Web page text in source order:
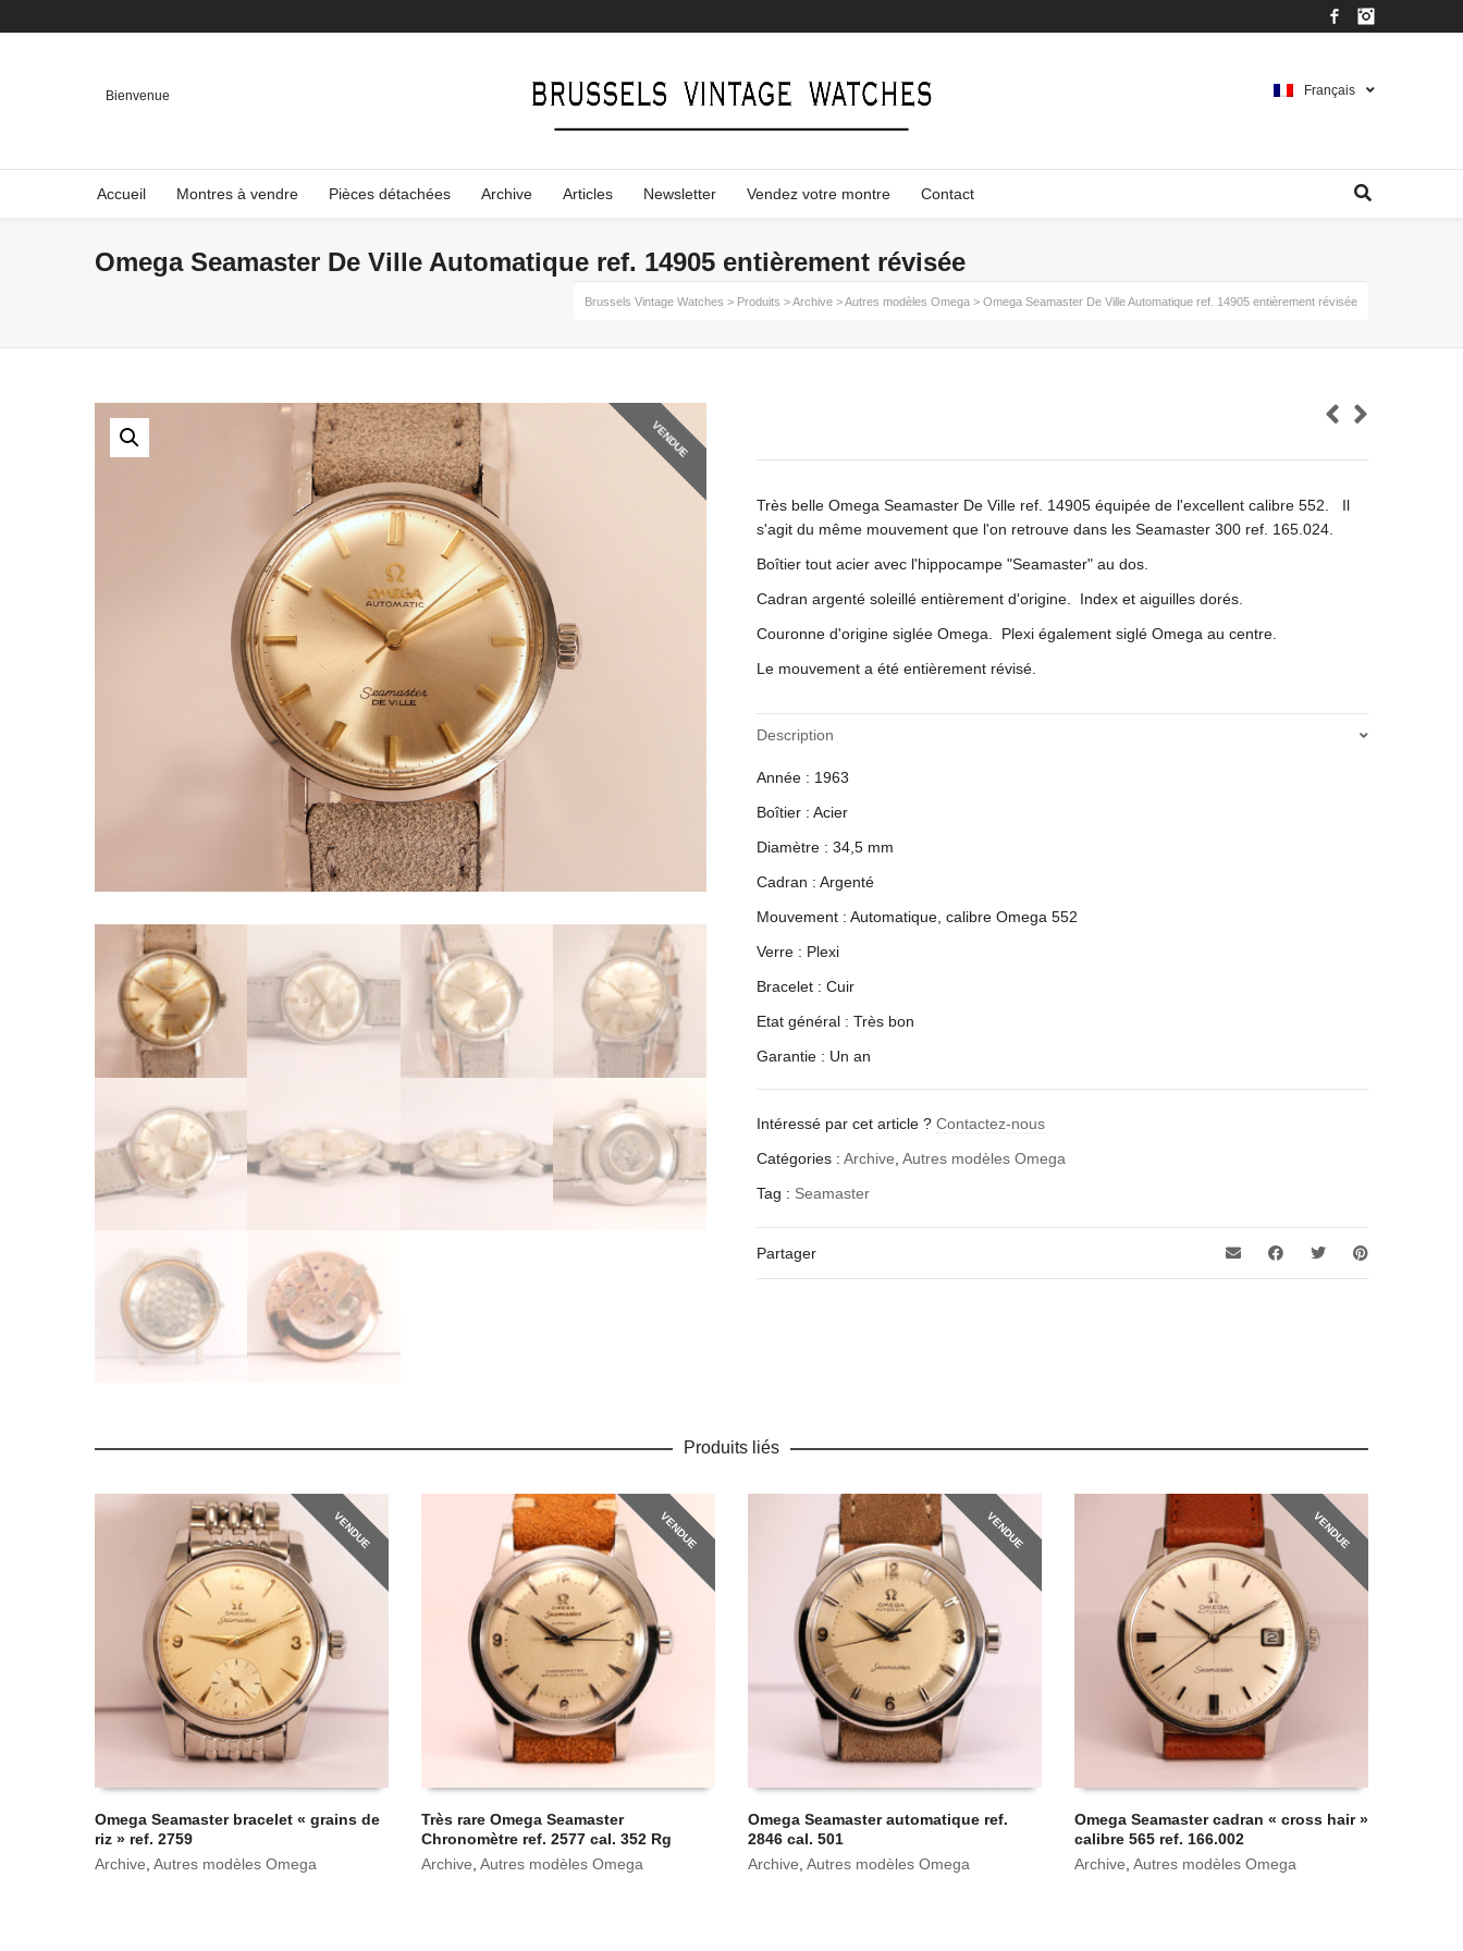
Facebook
Bienvenue Français
Accueil Montres à vendre Pièces détachées Archive Articles Newsletter Vendez votre montre Contact
Omega Seamaster De Ville Automatique ref. 14905 entièrement révisée
Brussels Vintage Watches > Produits >Archive >Autres modèles Omega > Omega Seamaster De Ville Automatique ref. 14905 entièrement révisée
VENDUE
Très belle Omega Seamaster De Ville ref. 14905 équipée de l'excellent calibre 552. Il
s'agit du même mouvement que l'on retrouve dans les Seamaster 300 ref. 165.024.
Boîtier tout acier avec l'hippocampe "Seamaster" au dos.
Cadran argenté soleillé entièrement d'origine. Index et aiguilles dorés.
Couronne d'origine siglée Omega. Plexi également siglé Omega au centre.
Le mouvement a été entièrement révisé.
Description
Année : 1963
Boîtier : Acier
Diamètre : 34,5 mm
Cadran : Argenté
Mouvement : Automatique, calibre Omega 552
Verre : Plexi
Bracelet : Cuir
Etat général : Très bon
Garantie : Un an
Intéressé par cet article ?Contactez-nous
Catégories :Archive ,Autres modèles Omega
Tag : Seamaster
Partager
Produits liés
VENDUE
Omega Seamaster bracelet « grains de
riz » ref. 2759
Archive, Autres modèles Omega
VENDUE
Très rare Omega Seamaster
Chronomètre ref. 2577 cal. 352 Rg
Archive, Autres modèles Omega
VENDUE
Omega Seamaster automatique ref.
2846 cal. 501
Archive, Autres modèles Omega
VENDUE
Omega Seamaster cadran « cross hair »
calibre 565 ref. 166.002
Archive, Autres modèles Omega